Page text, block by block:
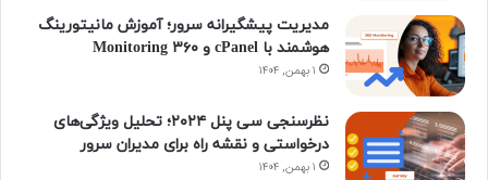
ی
ن
گ
ا
م
مدیریت پیشگیرانه سرور؛ آموزش مانیتورینگ
هوشمند با cPanel و ۳۶۰ Monitoring
۱ بهمن, ۱۴۰۴
نظرسنجی سی پنل ۲۰۲۴؛ تحلیل ویژگی‌های
درخواستی و نقشه راه برای مدیران سرور
۱ بهمن, ۱۴۰۴